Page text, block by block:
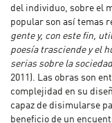
del individuo, sobre el
popular son así temas
gente y, con este fin,
poesía trasciende y el
serias sobre la sociedad
2011). Las obras son
complejidad en su
capaz de disimularse
beneficio de un